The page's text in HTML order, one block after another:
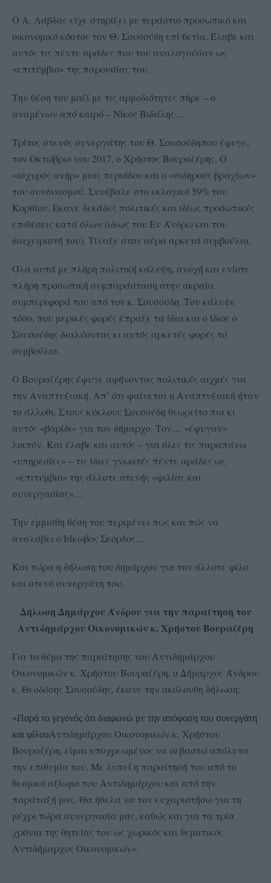
Ο Α. Λάβδας είχε στηρίξει με τεράστιο προσωπικό και
οικονομικό κόστος τον Θ. Σουσούδη επί 6ετία. Έλαβε και
αυτός τις πέντε αράδες που του αναλογούσαν ως
«επιτύμβιο» της παρουσίας του.
Την θέση του μαζί με τις αρμοδιότητες πήρε – ο
αναμένων από καιρό – Νίκος Βιδάλης…
Τρίτος στενός συνεργάτης του Θ. Σουσούδηπου έφυγε,
τον Οκτώβριο υου 2017, ο Χρήστος Βουραζέρης. Ο
«ισχυρός ανήρ» μιας περιόδου και ο «σιδηρούς βραχίων»
του συνδυασμού. Συνέβαλε στο εκλογικό 59% του
Κορθίου. Εκανε δεκάδες πολιτικές και ιδίως προσωπικές
επιθέσεις κατά όλων (ιδιως του Εν Άνδρω και του
διαχειριστή του). Τίναξε στον αέρα αρκετά συμβούλια.
Όλα αυτά με πλήρη πολιτική κάλυψη, ανοχή και ενίοτε
πλήρη προσωπική συμπαράσταση στην ακραία
συμπεριφορά του από τον κ. Σουσούδη. Τον κάλυψε
τόσο, που μερικές φορές έπραξε τα ίδια και ο ίδιος ο
Σουσούδης διαλύοντας κι αυτός αρκετές φορές το
συμβούλιο.
Ο Βουραζέρης έφυγε αφήνοντας πολιτικές αιχμές για
την Αναπτυξιακή. Απ’ ότι φαίνεται η Αναπτυξιακή ήταν
το άλλοθι. Στους κύκλους Σουσούδη θεωρείτο πια κι
αυτός «βαρίδι» για τον δήμαρχο. Τον… «έφυγαν»
λοιπόν. Και έλαβε και αυτός – για όλες τις παραπάνω
«υπηρεσίες» – τις ίδιες γνωατές πέντε αράδες ως
«επιτύμβιο» της άλλοτε στενής «φιλίας και
συνεργασίας»…
Την έμμισθη θέση του περιμένει πως και πώς να
αναλάβει ο Ιάκωβος Σκόρδος…
Και τώρα η δήλωση του δημάρχου για τον άλλοτε φίλο
και στενό συνεργάτη του.
Δήλωση Δημάρχου Άνδρου για την παραίτηση του
Αντιδημάρχου Οικονομικών κ. Χρήστου Βουραζέρη
Για το θέμα της παραίτησης του Αντιδημάρχου
Οικονομικών κ. Χρήστου Βουραζέρη, ο Δήμαρχος Άνδρου
κ. Θεοδόσης Σουσούδης, έκανε την ακόλουθη δήλωση:
«Παρά το γεγονός ότι διαφωνώ με την απόφαση του συνεργάτη
και φίλουΑντιδημάρχου Οικονομικών κ. Χρήστου
Βουραζέρη, είμαι υποχρεωμένος να σεβαστώ απόλυτα
την επιθυμία του. Με λυπεί η παραίτησή του από το
θεσμικό αξίωμα του Αντιδημάρχου και από την
παράταξή μας. Θα ήθελα να τον ευχαριστήσω για τη
μέχρι τώρα συνεργασία μας, καθώς και για τα τρία
χρόνια της θητείας του ως χωρικός και θεματικός
Αντιδήμαρχος Οικονομικών».